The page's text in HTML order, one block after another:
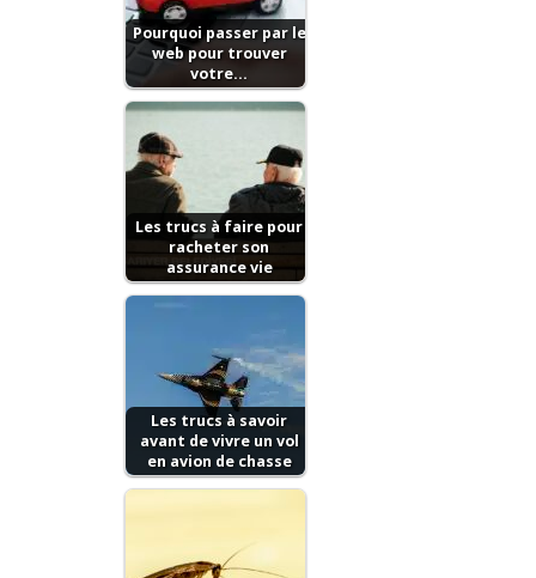
Pourquoi passer par le
web pour trouver
votre…
Les trucs à faire pour
racheter son
assurance vie
Les trucs à savoir
avant de vivre un vol
en avion de chasse